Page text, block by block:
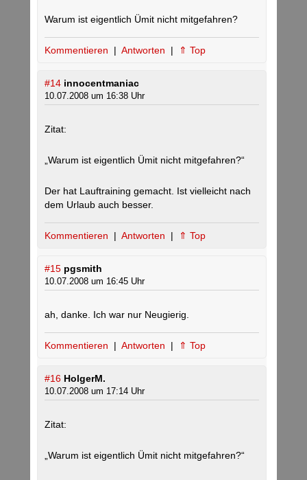
Warum ist eigentlich Ümit nicht mitgefahren?
Kommentieren | Antworten | ⇑ Top
#14 innocentmaniac
10.07.2008 um 16:38 Uhr
Zitat:
„Warum ist eigentlich Ümit nicht mitgefahren?“
Der hat Lauftraining gemacht. Ist vielleicht nach
dem Urlaub auch besser.
Kommentieren | Antworten | ⇑ Top
#15 pgsmith
10.07.2008 um 16:45 Uhr
ah, danke. Ich war nur Neugierig.
Kommentieren | Antworten | ⇑ Top
#16 HolgerM.
10.07.2008 um 17:14 Uhr
Zitat:
„Warum ist eigentlich Ümit nicht mitgefahren?“